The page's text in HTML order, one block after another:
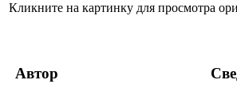
Кликните на картинку для просмотра
Автор